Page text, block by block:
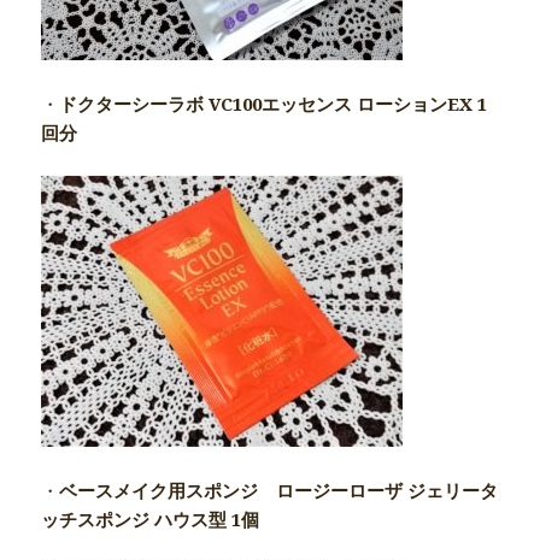
・ ドクターシーラボ VC100エッセンス ローションEX 1
回分
・ベースメイク用スポンジ ロージーローザ ジェリータ
ッチスポンジ ハウス型 1個